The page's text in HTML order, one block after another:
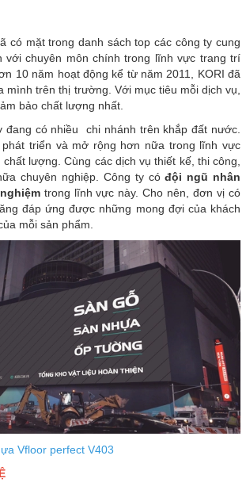
có mặt trong danh sách top các công ty cung
với chuyên môn chính trong lĩnh vực trang trí
10 năm hoạt động kể từ năm 2011, KORI đã
mình trên thị trường. Với mục tiêu mỗi dịch vụ,
bảo chất lượng nhất.
có nhiều chi nhánh trên khắp đất nước.
triển và mở rộng hơn nữa trong lĩnh vực
lượng. Cùng các dịch vụ thiết kế, thi công,
chuyên nghiệp. Công ty cóđội ngũ nhân
trong lĩnh vực này. Cho nên, đơn vị có
đáp ứng được những mong đợi của khách
mỗi sản phẩm.
Vfloor perfect V403